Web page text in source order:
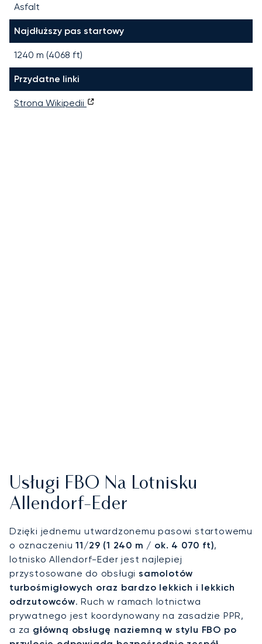
Asfalt
Najdłuższy pas startowy
1240 m (4068 ft)
Przydatne linki
Strona Wikipedii
Usługi FBO Na Lotnisku
Allendorf-Eder
Dzięki jednemu utwardzonemu pasowi startowemu
o oznaczeniu11/29 (1 240 m / ok. 4 070 ft),
lotnisko Allendorf-Eder jest najlepiej
przystosowane do obsługisamolotów
turbośmigłowych oraz bardzo lekkich i lekkich
odrzutowców. Ruch w ramach lotnictwa
prywatnego jest koordynowany na zasadzie PPR,
a za główną obsługę naziemną w stylu FBO po